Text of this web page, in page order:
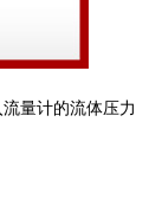
量计的流体压力